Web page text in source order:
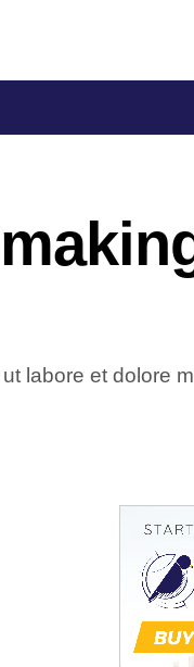
labore et dolore